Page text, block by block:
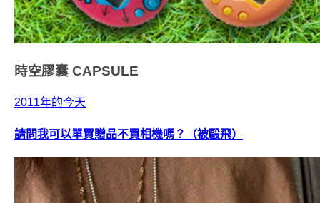
時空膠囊 CAPSULE
2011年的今天
請問我可以單買贈品不買相機嗎？（被毆飛）